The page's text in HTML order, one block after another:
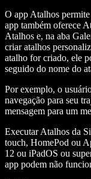
O app Atalhos
app também oferece
Atalhos e, na aba
criar atalhos
atalho for criado, ele
seguido do nome do
Por exemplo, o
navegação para seu
mensagem para um
Executar Atalhos da
touch, HomePod ou
12 ou iPadOS ou
app podem não